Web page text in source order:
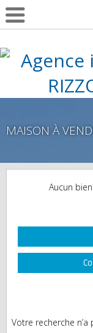
MAISON À
Aucun
Votre recherche